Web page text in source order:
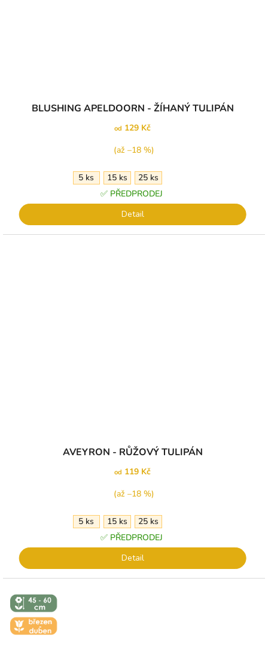
hodnocení
je
z
hvězdiček.
BLUSHING APELDOORN - ŽÍHANÝ TULIPÁN
od 129 Kč
(až –18 %)
5 ks 15 ks
25 ks
✅ PŘEDPRODEJ
Detail
AVEYRON - RŮŽOVÝ TULIPÁN
od 119 Kč
(až –18 %)
5 ks 15 ks
25 ks
✅ PŘEDPRODEJ
Detail
↕️ VÝŠKA 45
- 60 CM
🌼 KVĚT -
BŘEZEN -
DUBEN